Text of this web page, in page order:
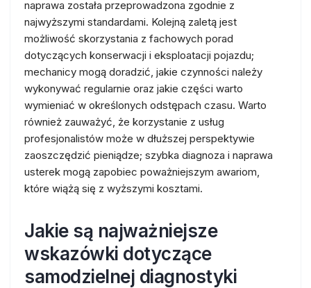
naprawa została przeprowadzona zgodnie z
najwyższymi standardami. Kolejną zaletą jest
możliwość skorzystania z fachowych porad
dotyczących konserwacji i eksploatacji pojazdu;
mechanicy mogą doradzić, jakie czynności należy
wykonywać regularnie oraz jakie części warto
wymieniać w określonych odstępach czasu. Warto
również zauważyć, że korzystanie z usług
profesjonalistów może w dłuższej perspektywie
zaoszczędzić pieniądze; szybka diagnoza i naprawa
usterek mogą zapobiec poważniejszym awariom,
które wiążą się z wyższymi kosztami.
Jakie są najważniejsze
wskazówki dotyczące
samodzielnej diagnostyki